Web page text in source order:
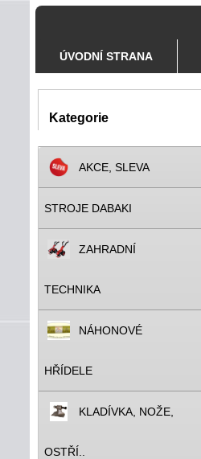
ÚVODNÍ STRANA
Kategorie
AKCE, SLEVA
STROJE DABAKI
ZAHRADNÍ
TECHNIKA
NÁHONOVÉ
HŘÍDELE
KLADÍVKA, NOŽE,
OSTŘÍ..